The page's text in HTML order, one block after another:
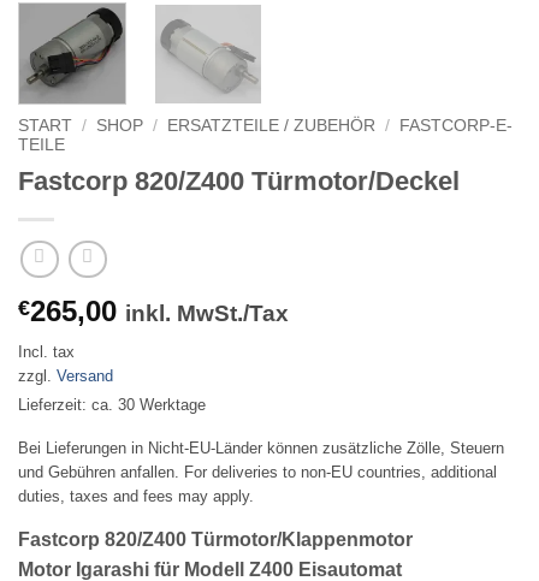
START / SHOP / ERSATZTEILE / ZUBEHÖR / FASTCORP-E-
TEILE
Fastcorp 820/Z400 Türmotor/Deckel
€265,00 inkl. MwSt./Tax
Incl. tax
zzgl. Versand
Lieferzeit: ca. 30 Werktage
Bei Lieferungen in Nicht-EU-Länder können zusätzliche Zölle, Steuern
und Gebühren anfallen. For deliveries to non-EU countries, additional
duties, taxes and fees may apply.
Fastcorp 820/Z400 Türmotor/Klappenmotor
Motor Igarashi für Modell Z400 Eisautomat